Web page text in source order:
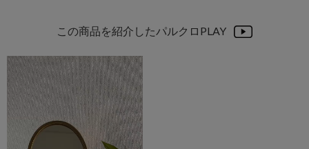
この商品を紹介したパルクロPLAY